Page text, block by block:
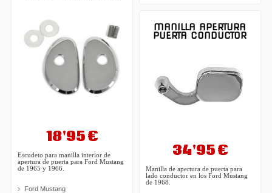
18'95 €
Escudeto para manilla interior de
apertura de puerta para Ford Mustang
de 1965 y 1966.
Ford Mustang
MANILLA APERTURA
PUERTA CONDUCTOR
34'95 €
Manilla de apertura de puerta para
lado conductor en los Ford Mustang
de 1968.